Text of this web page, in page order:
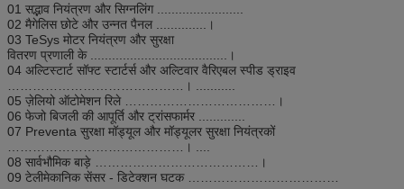
01 सद्भाव नियंत्रण और सिग्नलिंग ........................
02 मैगेलिस छोटे और उन्नत पैनल ..............।
03 TeSys मोटर नियंत्रण और सुरक्षा
वितरण प्रणाली के ......................................।
04 अल्टिस्टार्ट सॉफ्ट स्टार्टर्स और अल्टिवार वैरिएबल स्पीड ड्राइव
……………………………………। ...........
05 ज़ेलियो ऑटोमेशन रिले ………………………………।
06 फेजो बिजली की आपूर्ति और ट्रांसफार्मर .............
07 Preventa सुरक्षा मॉड्यूल और मॉड्यूलर सुरक्षा नियंत्रकों
……………………………………। ....
08 सार्वभौमिक बाड़े …………………………………।
09 टेलीमेकानिक सेंसर - डिटेक्शन घटक ………………………………